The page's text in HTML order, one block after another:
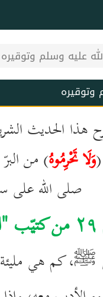
عليه وسلم وتوقيره
هذا الحديث
وَلَا تَحْرِمُوهُ) من
الله على
۲۹من كتيّب
ﷺ، كم هي